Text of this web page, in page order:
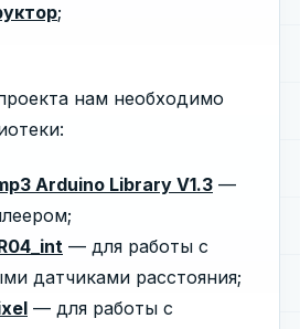
;
нам необходимо
Arduino Library V1.3 —
— для работы с
датчиками расстояния;
— для работы с